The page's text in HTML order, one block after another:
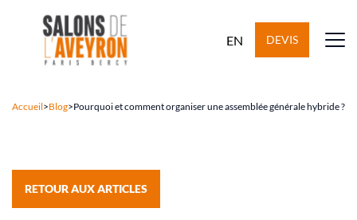
EN DEVIS
Accueil>Blog>Pourquoi et comment organiser une assemblée générale hybride ?
RETOUR AUX ARTICLES